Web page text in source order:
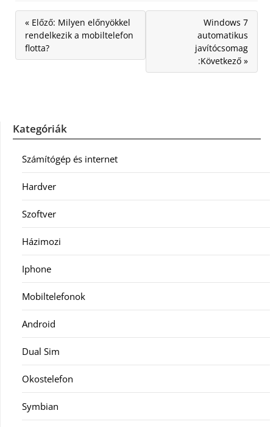
« Előző: Milyen előnyökkel
rendelkezik a mobiltelefon
flotta?
Windows 7
automatikus
javítócsomag
:Következő »
Kategóriák
Számítógép és internet
Hardver
Szoftver
Házimozi
Iphone
Mobiltelefonok
Android
Dual Sim
Okostelefon
Symbian